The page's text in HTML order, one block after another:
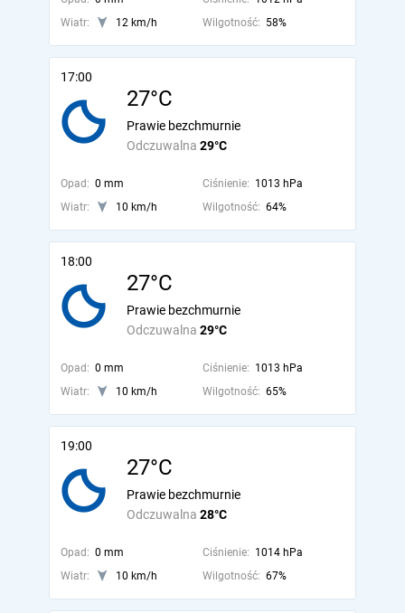
Wiatr:
12 km/h Wilgotność: 58%
17:00
27°C
Odczuwalna 29°C
Prawie bezchmurnie
Opad: 0 mm Ciśnienie: 1013 hPa
Wiatr:
10 km/h Wilgotność: 64%
18:00
27°C
Odczuwalna 29°C
Prawie bezchmurnie
Opad: 0 mm Ciśnienie: 1013 hPa
Wiatr:
10 km/h Wilgotność: 65%
19:00
27°C
Odczuwalna 28°C
Prawie bezchmurnie
Opad: 0 mm Ciśnienie: 1014 hPa
Wiatr:
10 km/h Wilgotność: 67%